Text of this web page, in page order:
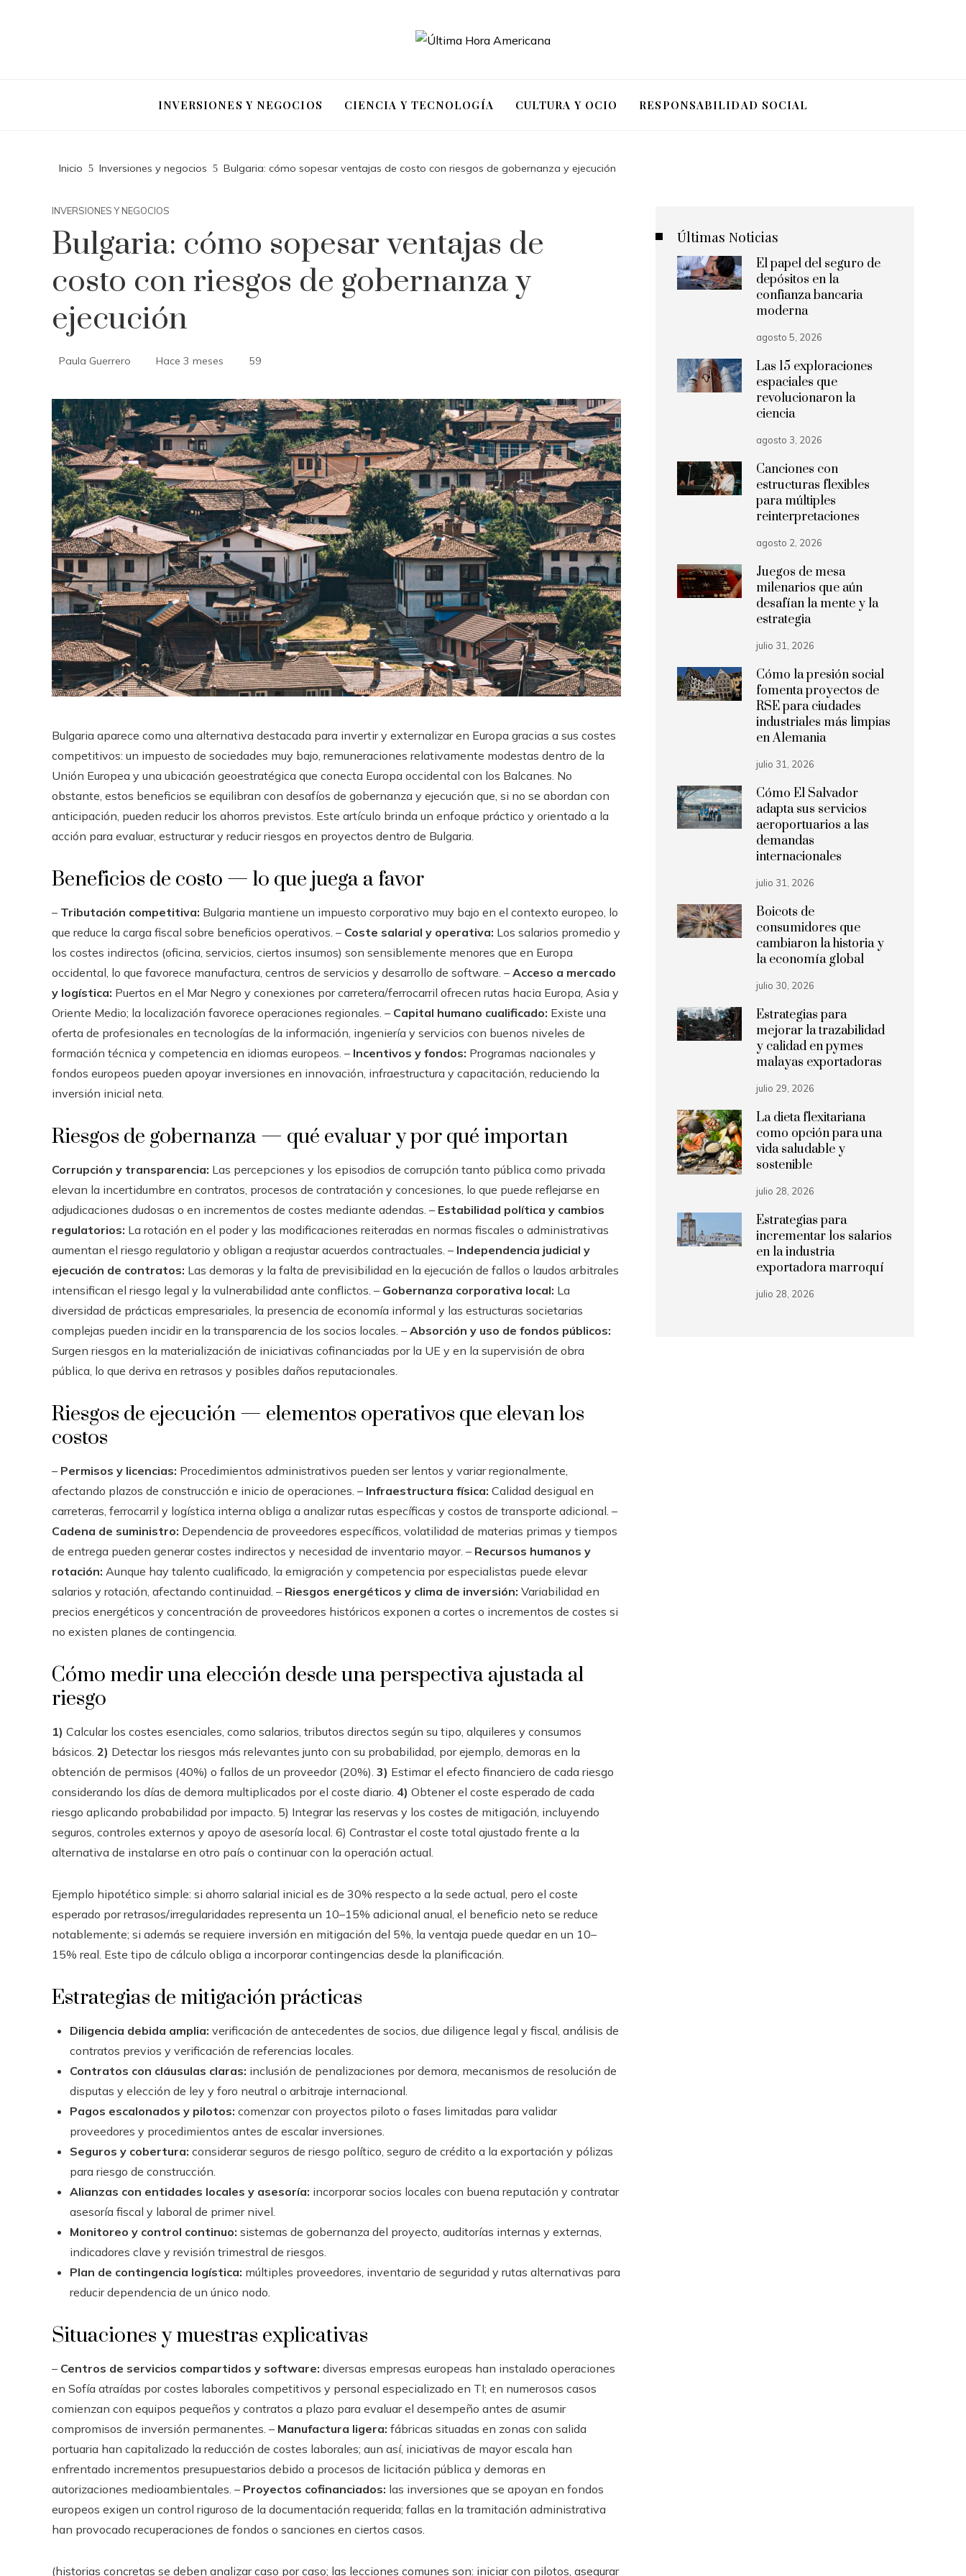
INVERSIONES Y NEGOCIOS CIENCIA Y TECNOLOGÍA CULTURA Y OCIO RESPONSABILIDAD SOCIAL
Inicio Inversiones y negocios Bulgaria: cómo sopesar ventajas de costo con riesgos de gobernanza y ejecución
INVERSIONES Y NEGOCIOS
Bulgaria: cómo sopesar ventajas de
costo con riesgos de gobernanza y
ejecución
Paula Guerrero Hace 3 meses 59
Bulgaria aparece como una alternativa destacada para invertir y externalizar en Europa gracias a sus costes
competitivos: un impuesto de sociedades muy bajo, remuneraciones relativamente modestas dentro de la
Unión Europea y una ubicación geoestratégica que conecta Europa occidental con los Balcanes. No
obstante, estos beneficios se equilibran con desafíos de gobernanza y ejecución que, si no se abordan con
anticipación, pueden reducir los ahorros previstos. Este artículo brinda un enfoque práctico y orientado a la
acción para evaluar, estructurar y reducir riesgos en proyectos dentro de Bulgaria.
Beneficios de costo — lo que juega a favor
– Tributación competitiva: Bulgaria mantiene un impuesto corporativo muy bajo en el contexto europeo, lo
que reduce la carga fiscal sobre beneficios operativos. – Coste salarial y operativa: Los salarios promedio y
los costes indirectos (oficina, servicios, ciertos insumos) son sensiblemente menores que en Europa
occidental, lo que favorece manufactura, centros de servicios y desarrollo de software. – Acceso a mercado
y logística: Puertos en el Mar Negro y conexiones por carretera/ferrocarril ofrecen rutas hacia Europa, Asia y
Oriente Medio; la localización favorece operaciones regionales. – Capital humano cualificado: Existe una
oferta de profesionales en tecnologías de la información, ingeniería y servicios con buenos niveles de
formación técnica y competencia en idiomas europeos. – Incentivos y fondos: Programas nacionales y
fondos europeos pueden apoyar inversiones en innovación, infraestructura y capacitación, reduciendo la
inversión inicial neta.
Riesgos de gobernanza — qué evaluar y por qué importan
Corrupción y transparencia: Las percepciones y los episodios de corrupción tanto pública como privada
elevan la incertidumbre en contratos, procesos de contratación y concesiones, lo que puede reflejarse en
adjudicaciones dudosas o en incrementos de costes mediante adendas. – Estabilidad política y cambios
regulatorios: La rotación en el poder y las modificaciones reiteradas en normas fiscales o administrativas
aumentan el riesgo regulatorio y obligan a reajustar acuerdos contractuales. – Independencia judicial y
ejecución de contratos: Las demoras y la falta de previsibilidad en la ejecución de fallos o laudos arbitrales
intensifican el riesgo legal y la vulnerabilidad ante conflictos. – Gobernanza corporativa local: La
diversidad de prácticas empresariales, la presencia de economía informal y las estructuras societarias
complejas pueden incidir en la transparencia de los socios locales. – Absorción y uso de fondos públicos:
Surgen riesgos en la materialización de iniciativas cofinanciadas por la UE y en la supervisión de obra
pública, lo que deriva en retrasos y posibles daños reputacionales.
Riesgos de ejecución — elementos operativos que elevan los
costos
– Permisos y licencias: Procedimientos administrativos pueden ser lentos y variar regionalmente,
afectando plazos de construcción e inicio de operaciones. – Infraestructura física: Calidad desigual en
carreteras, ferrocarril y logística interna obliga a analizar rutas específicas y costos de transporte adicional. –
Cadena de suministro: Dependencia de proveedores específicos, volatilidad de materias primas y tiempos
de entrega pueden generar costes indirectos y necesidad de inventario mayor. – Recursos humanos y
rotación: Aunque hay talento cualificado, la emigración y competencia por especialistas puede elevar
salarios y rotación, afectando continuidad. – Riesgos energéticos y clima de inversión: Variabilidad en
precios energéticos y concentración de proveedores históricos exponen a cortes o incrementos de costes si
no existen planes de contingencia.
Cómo medir una elección desde una perspectiva ajustada al
riesgo
1) Calcular los costes esenciales, como salarios, tributos directos según su tipo, alquileres y consumos
básicos. 2) Detectar los riesgos más relevantes junto con su probabilidad, por ejemplo, demoras en la
obtención de permisos (40%) o fallos de un proveedor (20%). 3) Estimar el efecto financiero de cada riesgo
considerando los días de demora multiplicados por el coste diario. 4) Obtener el coste esperado de cada
riesgo aplicando probabilidad por impacto. 5) Integrar las reservas y los costes de mitigación, incluyendo
seguros, controles externos y apoyo de asesoría local. 6) Contrastar el coste total ajustado frente a la
alternativa de instalarse en otro país o continuar con la operación actual.
Ejemplo hipotético simple: si ahorro salarial inicial es de 30% respecto a la sede actual, pero el coste
esperado por retrasos/irregularidades representa un 10–15% adicional anual, el beneficio neto se reduce
notablemente; si además se requiere inversión en mitigación del 5%, la ventaja puede quedar en un 10–
15% real. Este tipo de cálculo obliga a incorporar contingencias desde la planificación.
Estrategias de mitigación prácticas
Diligencia debida amplia: verificación de antecedentes de socios, due diligence legal y fiscal, análisis de
contratos previos y verificación de referencias locales.
Contratos con cláusulas claras: inclusión de penalizaciones por demora, mecanismos de resolución de
disputas y elección de ley y foro neutral o arbitraje internacional.
Pagos escalonados y pilotos: comenzar con proyectos piloto o fases limitadas para validar
proveedores y procedimientos antes de escalar inversiones.
Seguros y cobertura: considerar seguros de riesgo político, seguro de crédito a la exportación y pólizas
para riesgo de construcción.
Alianzas con entidades locales y asesoría: incorporar socios locales con buena reputación y contratar
asesoría fiscal y laboral de primer nivel.
Monitoreo y control continuo: sistemas de gobernanza del proyecto, auditorías internas y externas,
indicadores clave y revisión trimestral de riesgos.
Plan de contingencia logística: múltiples proveedores, inventario de seguridad y rutas alternativas para
reducir dependencia de un único nodo.
Situaciones y muestras explicativas
– Centros de servicios compartidos y software: diversas empresas europeas han instalado operaciones
en Sofía atraídas por costes laborales competitivos y personal especializado en TI; en numerosos casos
comienzan con equipos pequeños y contratos a plazo para evaluar el desempeño antes de asumir
compromisos de inversión permanentes. – Manufactura ligera: fábricas situadas en zonas con salida
portuaria han capitalizado la reducción de costes laborales; aun así, iniciativas de mayor escala han
enfrentado incrementos presupuestarios debido a procesos de licitación pública y demoras en
autorizaciones medioambientales. – Proyectos cofinanciados: las inversiones que se apoyan en fondos
europeos exigen un control riguroso de la documentación requerida; fallas en la tramitación administrativa
han provocado recuperaciones de fondos o sanciones en ciertos casos.
(historias concretas se deben analizar caso por caso; las lecciones comunes son: iniciar con pilotos, asegurar
Últimas Noticias
El papel del seguro de
depósitos en la
confianza bancaria
moderna
agosto 5, 2026
Las 15 exploraciones
espaciales que
revolucionaron la
ciencia
agosto 3, 2026
Canciones con
estructuras flexibles
para múltiples
reinterpretaciones
agosto 2, 2026
Juegos de mesa
milenarios que aún
desafían la mente y la
estrategia
julio 31, 2026
Cómo la presión social
fomenta proyectos de
RSE para ciudades
industriales más limpias
en Alemania
julio 31, 2026
Cómo El Salvador
adapta sus servicios
aeroportuarios a las
demandas
internacionales
julio 31, 2026
Boicots de
consumidores que
cambiaron la historia y
la economía global
julio 30, 2026
Estrategias para
mejorar la trazabilidad
y calidad en pymes
malayas exportadoras
julio 29, 2026
La dieta flexitariana
como opción para una
vida saludable y
sostenible
julio 28, 2026
Estrategias para
incrementar los salarios
en la industria
exportadora marroquí
julio 28, 2026